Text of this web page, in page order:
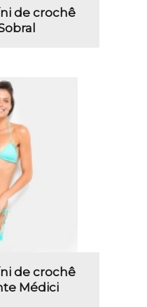
de crochê
de crochê
Médici